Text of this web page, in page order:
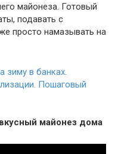
майонеза. Готовый
подавать с
просто намазывать на
зиму в банках.
Пошаговый
майонез дома